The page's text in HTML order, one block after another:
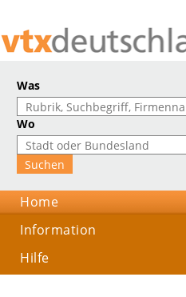
Was
Wo
Home
Information
Hilfe